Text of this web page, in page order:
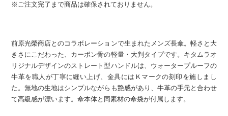
※ご注文完了まで商品は確保されておりません。
前原光榮商店とのコラボレーションで生まれたメンズ長傘。軽さと大
きさにこだわった、カーボン骨の軽量・大判タイプです。キタムラオ
リジナルデザインのストレート型ハンドルは、ウォータープルーフの
牛革を職人が丁寧に縫い上げ、金具にはＫマークの刻印を施しまし
た。無地の生地はシンプルながらも艶感があり、牛革の手元と合わせ
て高級感が漂います。傘本体と同素材の傘袋が付属します。